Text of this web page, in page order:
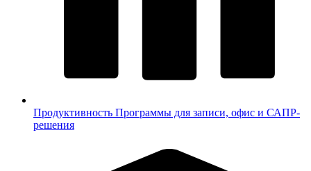
Продуктивность Программы для записи, офис и САПР-
решения